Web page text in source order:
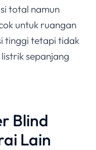
total namun
untuk ruangan
tinggi tetapi tidak
sepanjang
Blind
Lain